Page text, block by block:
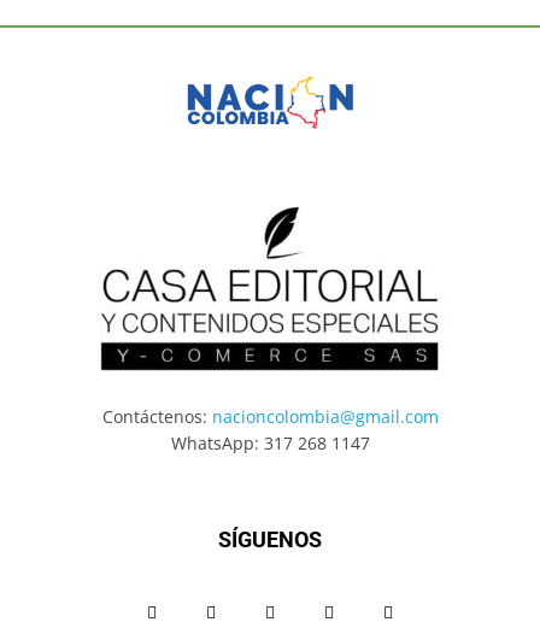
Contáctenos: nacioncolombia@gmail.com
WhatsApp: 317 268 1147
SÍGUENOS